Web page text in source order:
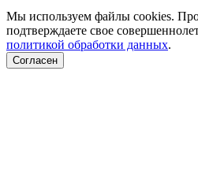
Мы используем файлы cookies.
подтверждаете свое
политикой обработки данных.
Согласен